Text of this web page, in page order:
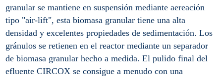
granular se mantiene en suspensión mediante aereación
tipo "air-lift", esta biomasa granular tiene una alta
densidad y excelentes propiedades de sedimentación. Los
gránulos se retienen en el reactor mediante un separador
de biomasa granular hecho a medida. El pulido final del
efluente CIRCOX se consigue a menudo con una